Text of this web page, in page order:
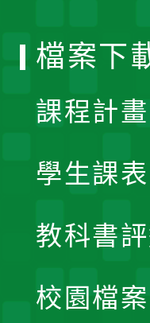
檔案下
課程計畫
學生課表
教科書
校園檔案